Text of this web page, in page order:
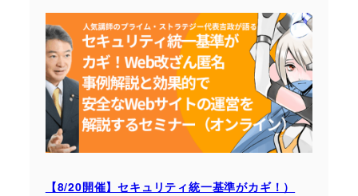
【8/20開催】セキュリティ統一基準がカギ！）